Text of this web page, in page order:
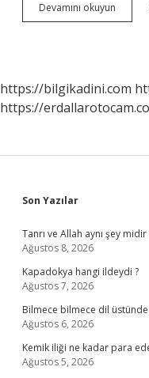
Devamını okuyun
Insanlara
https://bilgikadini.com
https://
Sidebar
Son Yazılar
Tanrı ve Allah aynı şey midir
Ağustos 8, 2026
Kapadokya hangi ildeydi ?
Ağustos 7, 2026
Bilmece bilmece dil
Ağustos 6, 2026
Kemik iliği ne kadar para
Ağustos 5, 2026